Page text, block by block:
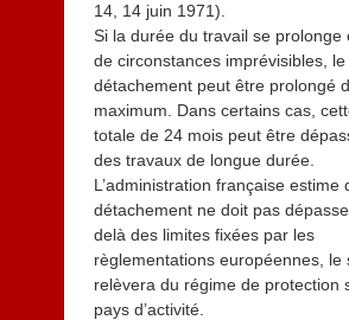
14, 14 juin 1971).
Si la durée du travail se prolonge
de circonstances imprévisibles, le
détachement peut être prolongé
maximum. Dans certains cas,
totale de 24 mois peut être
des travaux de longue durée.
L’administration française estime
détachement ne doit pas
delà des limites fixées par les
règlementations européennes, le
relèvera du régime de protection
pays d’activité.